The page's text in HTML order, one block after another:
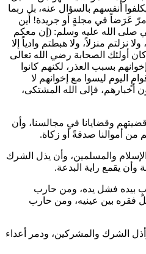
أنفسهم بالسؤال عنه، بل ربما
عَرَضاً في مجلةٍ أو جريدة! أين
صلى الله عليه وسلم: ( إن معكم
نزلتم منزلاً، ولا هبطتم وادياً إلا
كان أولئك الصحابة رضي الله تعالى
بسبب العذر، لكنهم كانوا
اليوم ليسوا مع إخوانهم لا
أخبارهم، فإلى الله المشتكى،
وقضايانا في مجالسنا، وأن
من أموالنا صدقةً أو زكاة.
والمسلمين، وأن يذل الشرك
وأن يقمع راية البدعة.
بيده فشل يده، ومن حارب
فقره بين عينيه، ومن حارب
الشرك والمشركين، ودمر أعداء